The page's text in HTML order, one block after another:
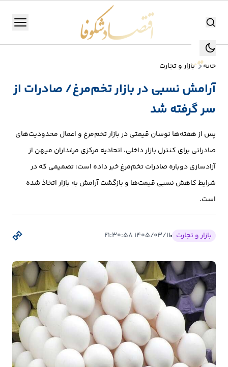
جستجو جستجو
منو
تولید
صنعت
انرژی
بیمه
اقتصاد
جهان
بازار
و
تجارت
کشاورزی
خانه بازار و تجارت
آرامش نسبی در بازار تخم‌مرغ/ صادرات از
سر گرفته شد
پس از هفته‌ها نوسان قیمتی در بازار تخم‌مرغ و اعمال محدودیت‌های
صادراتی برای کنترل بازار داخلی، اتحادیه مرکزی مرغداران میهن از
آزادسازی دوباره صادرات تخم‌مرغ خبر داده است؛ تصمیمی که در
شرایط کاهش نسبی قیمت‌ها و بازگشت آرامش به بازار اتخاذ شده
است.
بازار و تجارت ۱۴۰۵/۰۳/۱۱ ۲۱:۳۰:۵۸